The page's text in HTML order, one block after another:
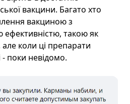
вакцини. Багато хто
вакциною з
такою як
коли ці препарати
- поки невідомо.